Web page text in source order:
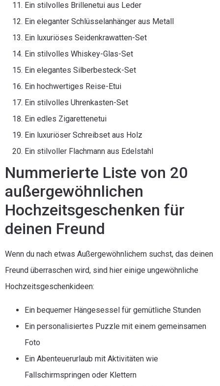
Ein stilvolles Brillenetui aus Leder
Ein eleganter Schlüsselanhänger aus Metall
Ein luxuriöses Seidenkrawatten-Set
Ein stilvolles Whiskey-Glas-Set
Ein elegantes Silberbesteck-Set
Ein hochwertiges Reise-Etui
Ein stilvolles Uhrenkasten-Set
Ein edles Zigarettenetui
Ein luxuriöser Schreibset aus Holz
Ein stilvoller Flachmann aus Edelstahl
Nummerierte Liste von 20
außergewöhnlichen
Hochzeitsgeschenken für
deinen Freund
Wenn du nach etwas Außergewöhnlichem suchst, das deinen
Freund überraschen wird, sind hier einige ungewöhnliche
Hochzeitsgeschenkideen:
Ein bequemer Hängesessel für gemütliche Stunden
Ein personalisiertes Puzzle mit einem gemeinsamen
Foto
Ein Abenteuerurlaub mit Aktivitäten wie
Fallschirmspringen oder Klettern